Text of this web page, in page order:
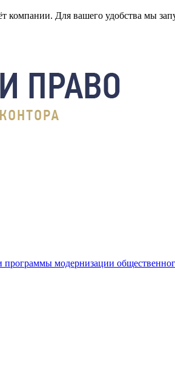
компании. Для вашего удобства мы
модернизации